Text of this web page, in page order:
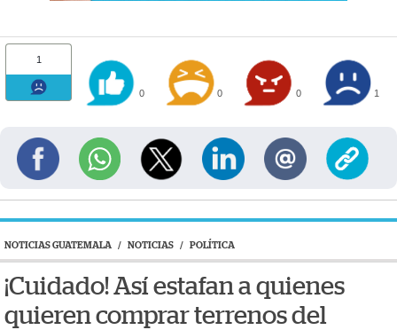
1
0 0 0 1
NOTICIAS GUATEMALA / NOTICIAS / POLÍTICA
¡Cuidado! Así estafan a quienes
quieren comprar terrenos del